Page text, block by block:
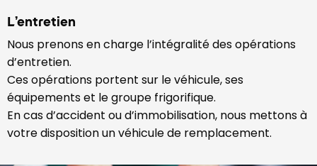
L’entretien
Nous prenons en charge l’intégralité des opérations
d’entretien.
Ces opérations portent sur le véhicule, ses
équipements et le groupe frigorifique.
En cas d’accident ou d’immobilisation, nous mettons à
votre disposition un véhicule de remplacement.